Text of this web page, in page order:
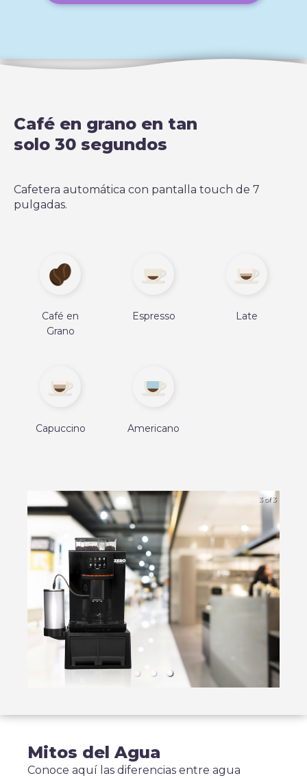
Café en grano en tan
solo 30 segundos
Cafetera automática con pantalla touch de 7
pulgadas.
Café en
Grano
Espresso Late
Capuccino Americano
3 of 3
Mitos del Agua
Conoce aquí las diferencias entre agua